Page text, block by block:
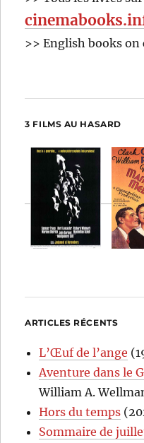
>> English books on
3 FILMS AU HASARD
ARTICLES RÉCENTS
L’Œuf de l’ange
Aventure dans le
William A.
Hors du temps
Sommaire de